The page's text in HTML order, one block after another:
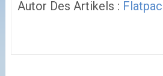
Autor Des Artikels :